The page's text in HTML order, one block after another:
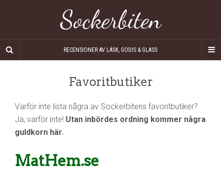
Sockerbiten
RECENSIONER AV LÄSK, GODIS & GLASS
Favoritbutiker
Varför inte lista några av Sockerbitens favoritbutiker?
Ja, varför inte! Utan inbördes ordning kommer några
guldkorn här.
MatHem.se